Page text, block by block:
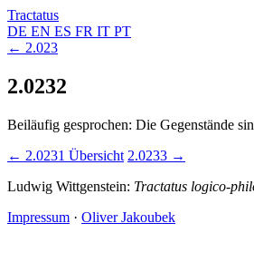
Tractatus
DE EN ES FR IT PT
← 2.023
2.0232
Beiläufig gesprochen: Die Gegenstände
← 2.0231 Übersicht 2.0233 →
Ludwig Wittgenstein: Tractatus logico-
Impressum · Oliver Jakoubek